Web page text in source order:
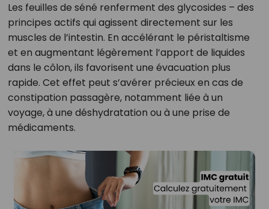
Les feuilles de séné renferment des glycosides – des
principes actifs qui agissent directement sur les
muscles de l’intestin. En accélérant le péristaltisme
et en augmentant légèrement l’apport de liquides
dans le côlon, ils favorisent une évacuation plus
rapide. Cet effet peut s’avérer précieux en cas de
constipation passagère, notamment liée à un
voyage, à une déshydratation ou à une prise de
médicaments.